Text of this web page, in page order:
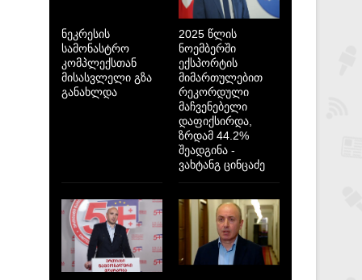
ნეკრესის
სამონასტრო
კომპლექსთან
მისასვლელი გზა
განახლდა
2025 წლის
ნოემბერში
ექსპორტის
მიმართულებით
რეკორდული
მაჩვენებელი
დაფიქსირდა,
ზრდამ 44.2%
შეადგინა -
ვახტანგ ცინცაძე